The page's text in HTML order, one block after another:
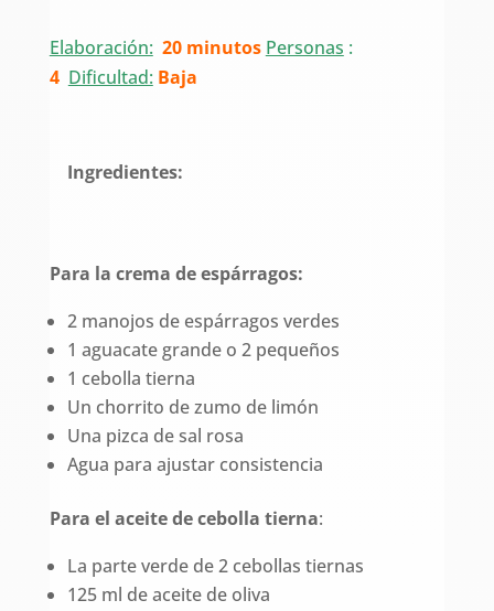
Elaboración: 20 minutos Personas :
4 Dificultad: Baja
Ingredientes:
Para la crema de espárragos:
2 manojos de espárragos verdes
1 aguacate grande o 2 pequeños
1 cebolla tierna
Un chorrito de zumo de limón
Una pizca de sal rosa
Agua para ajustar consistencia
Para el aceite de cebolla tierna:
La parte verde de 2 cebollas tiernas
125 ml de aceite de oliva